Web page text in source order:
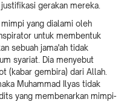
gerakan mereka.
yang dialami oleh
untuk membentuk
sebuah jama'ah tidak
syariat. Dia menyebut
(kabar gembira) dari Allah.
Muhammad Ilyas tidak
yang membenarkan mimpi-